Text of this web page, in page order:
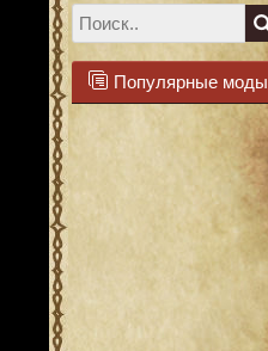
Популярные моды